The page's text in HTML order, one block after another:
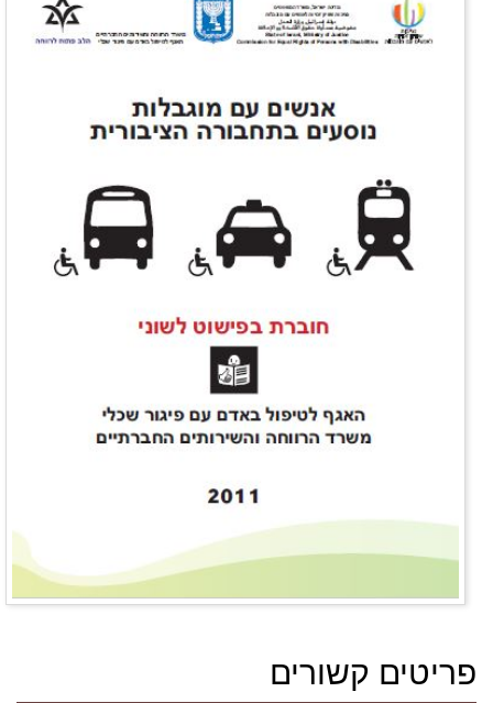
פריטים קשורים